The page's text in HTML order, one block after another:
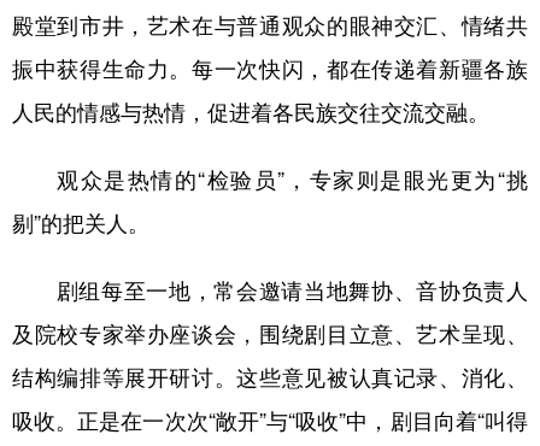
殿堂到市井，艺术在与普通观众的眼神交汇、情绪共
振中获得生命力。每一次快闪，都在传递着新疆各族
人民的情感与热情，促进着各民族交往交流交融。
观众是热情的“检验员”，专家则是眼光更为“挑
剔”的把关人。
剧组每至一地，常会邀请当地舞协、音协负责人
及院校专家举办座谈会，围绕剧目立意、艺术呈现、
结构编排等展开研讨。这些意见被认真记录、消化、
吸收。正是在一次次“敞开”与“吸收”中，剧目向着“叫得